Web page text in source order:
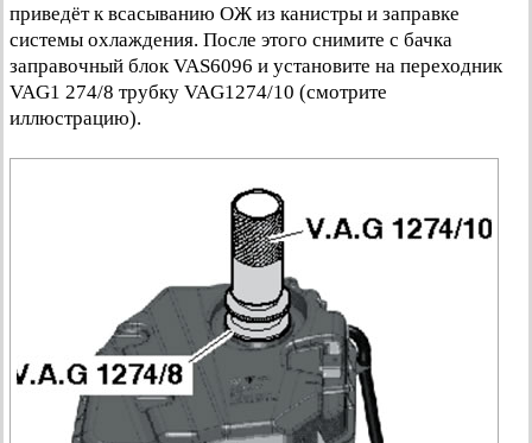
приведёт к всасыванию ОЖ из канистры и заправке
системы охлаждения. После этого снимите с бачка
заправочный блок VAS6096 и установите на переходник
VAG1 274/8 трубку VAG1274/10 (смотрите
иллюстрацию).